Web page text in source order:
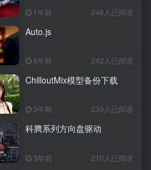
1年前 248人已阅读
Auto.js
6年前 242人已阅读
ChilloutMix模型备份下载
3年前 239人已阅读
科腾系列方向盘驱动
3年前 210人已阅读